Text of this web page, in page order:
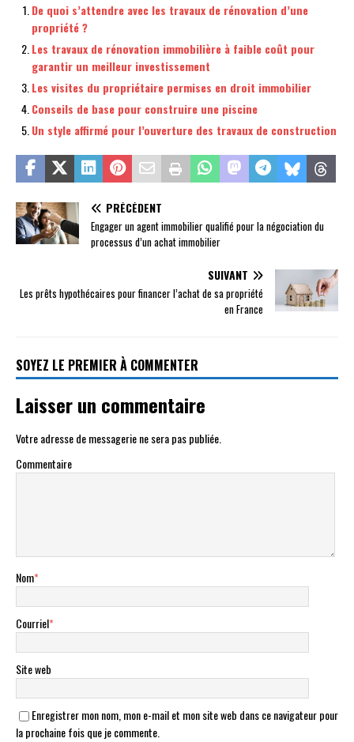
De quoi s’attendre avec les travaux de rénovation d’une
propriété ?
Les travaux de rénovation immobilière à faible coût pour
garantir un meilleur investissement
Les visites du propriétaire permises en droit immobilier
Conseils de base pour construire une piscine
Un style affirmé pour l’ouverture des travaux de construction
PRÉCÉDENT
Engager un agent immobilier qualifié pour la négociation du
processus d’un achat immobilier
SUIVANT
Les prêts hypothécaires pour financer l’achat de sa propriété
en France
SOYEZ LE PREMIER À COMMENTER
Laisser un commentaire
Votre adresse de messagerie ne sera pas publiée.
Commentaire
Nom*
Courriel*
Site web
Enregistrer mon nom, mon e-mail et mon site web dans ce navigateur pour
la prochaine fois que je commente.